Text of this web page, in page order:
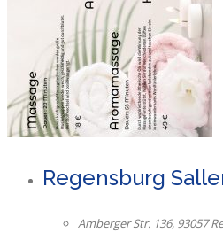
Regensburg
Amberger Str. 136, 93057